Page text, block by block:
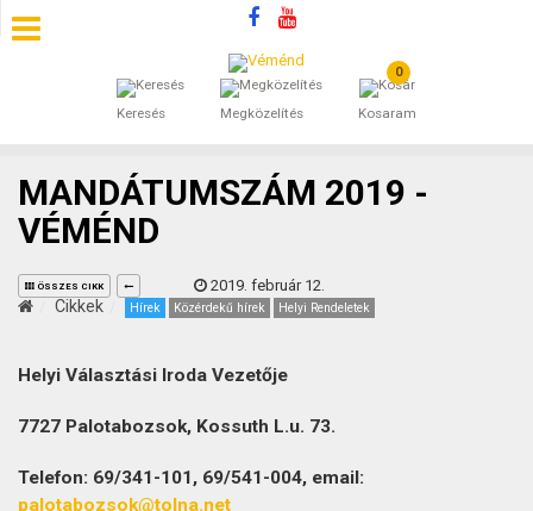
Keresés Megközelítés
0
Kosaram
SZÁLLÁSOK
ÁLTALÁNOS SZERZŐDÉSI FELTÉTELEK
KINCSES BARANYA VÉMÉND
MANDÁTUMSZÁM 2019 -
VÉMÉND
ÖSSZES CIKK 2019. február 12.
Cikkek Hírek Közérdekű hírek Helyi Rendeletek
Helyi Választási Iroda Vezetője
7727 Palotabozsok, Kossuth L.u. 73.
Telefon: 69/341-101, 69/541-004, email:
palotabozsok@tolna.net